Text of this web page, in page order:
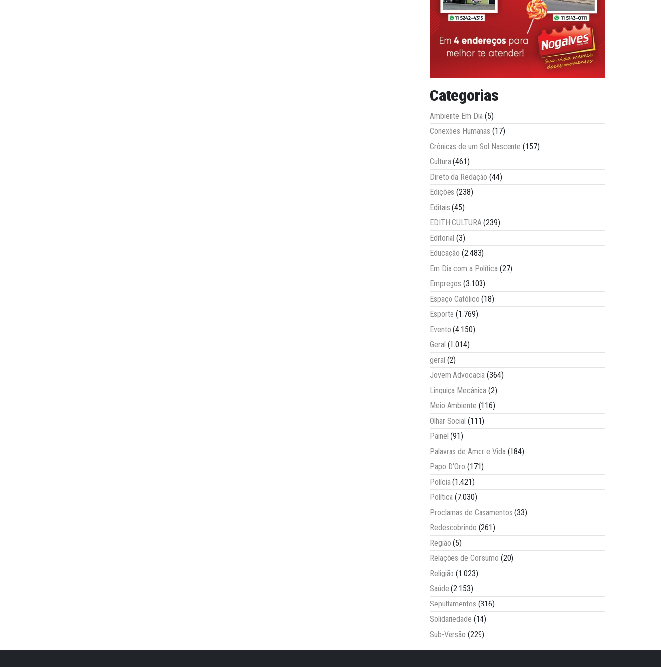
Categorias
Ambiente Em Dia (5)
Conexões Humanas (17)
Crônicas de um Sol Nascente (157)
Cultura (461)
Direto da Redação (44)
Edições (238)
Editais (45)
EDITH CULTURA (239)
Editorial (3)
Educação (2.483)
Em Dia com a Política (27)
Empregos (3.103)
Espaço Católico (18)
Esporte (1.769)
Evento (4.150)
Geral (1.014)
geral (2)
Jovem Advocacia (364)
Linguiça Mecânica (2)
Meio Ambiente (116)
Olhar Social (111)
Painel (91)
Palavras de Amor e Vida (184)
Papo D'Oro (171)
Polícia (1.421)
Política (7.030)
Proclamas de Casamentos (33)
Redescobrindo (261)
Região (5)
Relações de Consumo (20)
Religião (1.023)
Saúde (2.153)
Sepultamentos (316)
Solidariedade (14)
Sub-Versão (229)